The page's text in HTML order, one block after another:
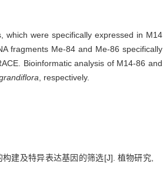
which were specifically expressed in M14
fragments Me-84 and Me-86 specifically
Bioinformatic analysis of M14-86 and
, respectively.
及特异表达基因的筛选[J]. 植物研究,